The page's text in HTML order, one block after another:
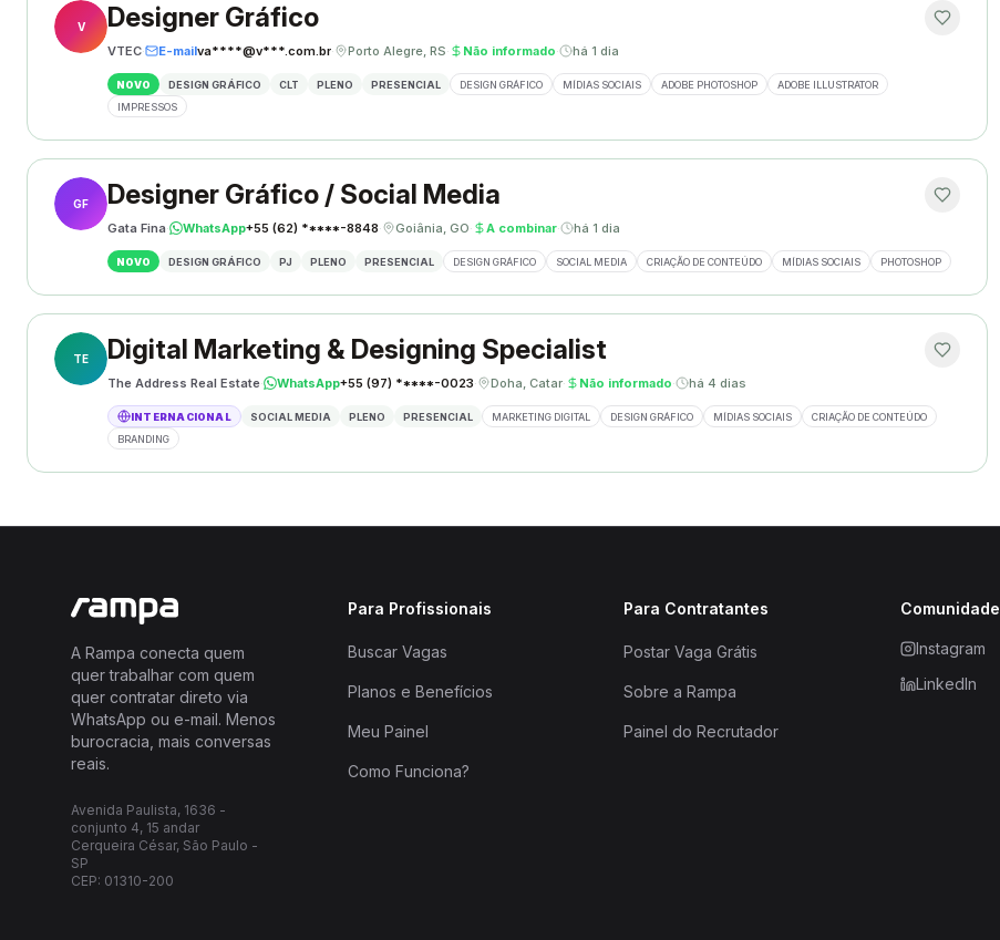
V Designer Gráfico
VTEC· E-mailva****@v***.com.br· Porto Alegre, RS· Não informado· há 1 dia
NOVO DESIGN GRÁFICO CLT PLENO PRESENCIAL DESIGN GRÁFICO MÍDIAS SOCIAIS ADOBE PHOTOSHOP
ADOBE ILLUSTRATOR
IMPRESSOS
GF Designer Gráfico / Social Media
Gata Fina· WhatsApp+55 (62) *****-8848· Goiânia, GO· A combinar· há 1 dia
NOVO DESIGN GRÁFICO PJ PLENO PRESENCIAL DESIGN GRÁFICO SOCIAL MEDIA CRIAÇÃO DE CONTEÚDO MÍDIAS SOCIAIS PHOTOSHOP
TE Digital Marketing & Designing Specialist
The Address Real Estate· WhatsApp+55 (97) *****-0023· Doha, Catar· Não informado· há 4 dias
INTERNACIONAL SOCIAL MEDIA PLENO PRESENCIAL MARKETING DIGITAL DESIGN GRÁFICO MÍDIAS SOCIAIS
CRIAÇÃO DE CONTEÚDO
BRANDING
A Rampa conecta quem
quer trabalhar com quem
quer contratar direto via
WhatsApp ou e-mail. Menos
burocracia, mais conversas
reais.
Avenida Paulista, 1636 -
conjunto 4, 15 andar
Cerqueira César, São Paulo -
SP
CEP: 01310-200
Para Profissionais
Buscar Vagas
Planos e Benefícios
Meu Painel
Como Funciona?
Para Contratantes
Postar Vaga Grátis
Sobre a Rampa
Painel do Recrutador
Comunidade
Instagram
LinkedIn